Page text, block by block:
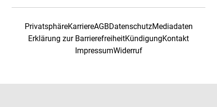
PrivatsphäreKarriereAGBDatenschutzMediadaten
Erklärung zur BarrierefreiheitKündigungKontakt
ImpressumWiderruf